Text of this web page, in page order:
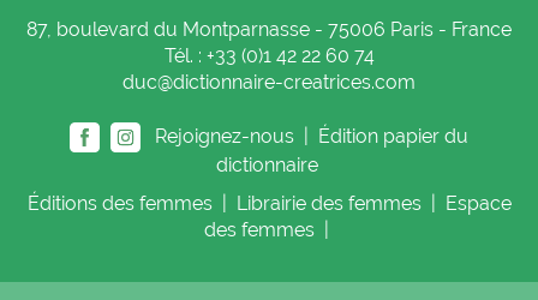
87, boulevard du Montparnasse - 75006 Paris - France
Tél. : +33 (0)1 42 22 60 74
duc@dictionnaire-creatrices.com
Rejoignez-nous |
Édition papier du
dictionnaire
Éditions des femmes Librairie des femmes
Espace
des femmes